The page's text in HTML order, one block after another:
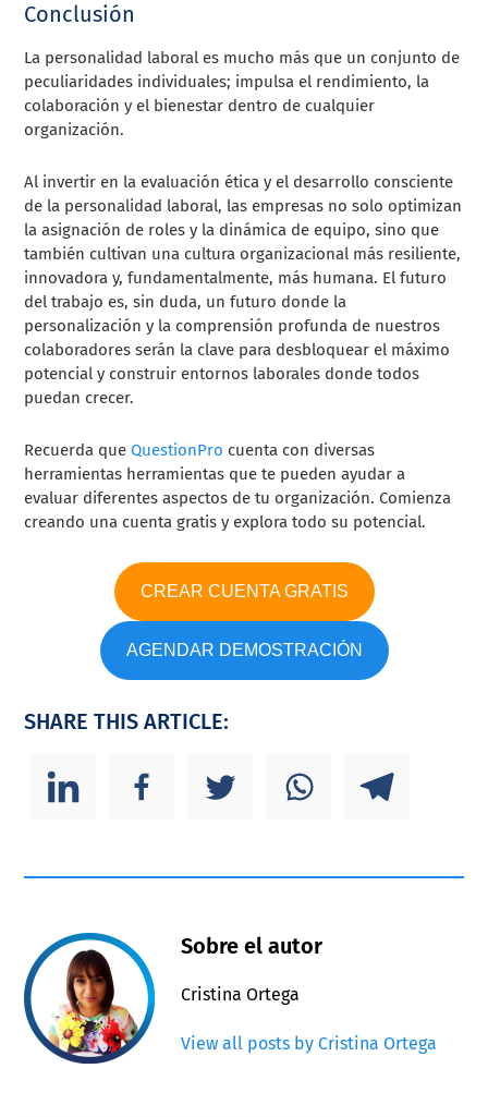
Conclusión
La personalidad laboral es mucho más que un conjunto de
peculiaridades individuales; impulsa el rendimiento, la
colaboración y el bienestar dentro de cualquier
organización.
Al invertir en la evaluación ética y el desarrollo consciente
de la personalidad laboral, las empresas no solo optimizan
la asignación de roles y la dinámica de equipo, sino que
también cultivan una cultura organizacional más resiliente,
innovadora y, fundamentalmente, más humana. El futuro
del trabajo es, sin duda, un futuro donde la
personalización y la comprensión profunda de nuestros
colaboradores serán la clave para desbloquear el máximo
potencial y construir entornos laborales donde todos
puedan crecer.
Recuerda queQuestionPro cuenta con diversas
herramientas herramientas que te pueden ayudar a
evaluar diferentes aspectos de tu organización. Comienza
creando una cuenta gratis y explora todo su potencial.
CREAR CUENTA GRATIS
AGENDAR DEMOSTRACIÓN
SHARE THIS ARTICLE:
Sobre el autor
Cristina Ortega
View all posts by Cristina Ortega